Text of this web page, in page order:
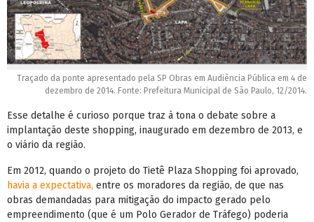
Traçado da ponte apresentado pela SP Obras em Audiência Pública em 4 de
dezembro de 2014. Fonte: Prefeitura Municipal de São Paulo, 12/2014.
Esse detalhe é curioso porque traz à tona o debate sobre a
implantação deste shopping, inaugurado em dezembro de 2013, e
o viário da região.
Em 2012, quando o projeto do Tietê Plaza Shopping foi aprovado,
havia a expectativa, entre os moradores da região, de que nas
obras demandadas para mitigação do impacto gerado pelo
empreendimento (que é um Polo Gerador de Tráfego) poderia